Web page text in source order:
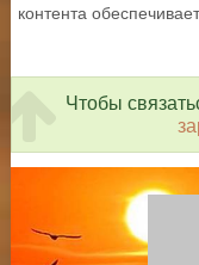
контента
Чтобы